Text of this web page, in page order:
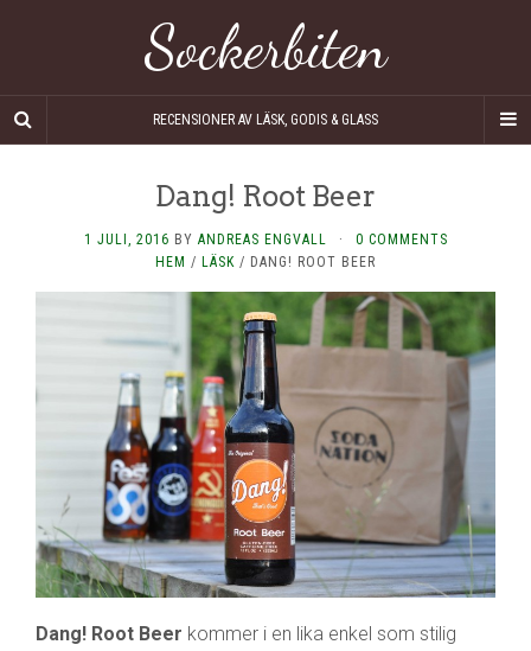
Sockerbiten
RECENSIONER AV LÄSK, GODIS & GLASS
Dang! Root Beer
1 JULI, 2016 BY ANDREAS ENGVALL ·
0 COMMENTS
HEM / LÄSK / DANG! ROOT BEER
Dang! Root Beer kommer i en lika enkel som stilig